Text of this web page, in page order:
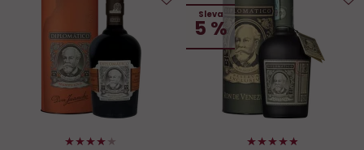
80%
obľúbených
Sleva
5 %
96%